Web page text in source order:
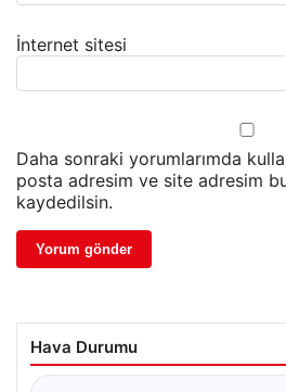
İnternet sitesi
Daha sonraki yorumlarımda
posta adresim ve site adresim
kaydedilsin.
Hava Durumu